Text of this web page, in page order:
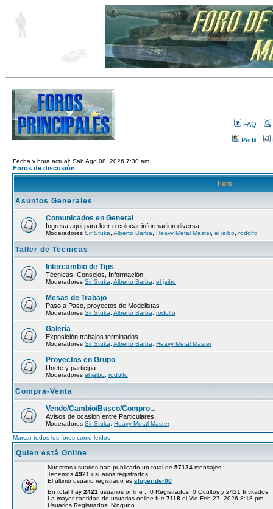
FAQ
Perfil
Fecha y hora actual: Sab Ago 08, 2026 7:30 am
Foros de discusión
Foro
Asuntos Generales
Comunicados en General
Ingresa aqui para leer o colocar informacion diversa.
Moderadores Sir Stuka Alberto Barba Heavy Metal Master, el jaibo rodolfo
Taller de Tecnicas
Intercambio de Tips
Técnicas, Consejos, Información
Moderadores Sir Stuka Alberto Barba el jaibo
Mesas de Trabajo
Paso a Paso, proyectos de Modelistas
Moderadores Sir Stuka Alberto Barba rodolfo
Galería
Exposición trabajos terminados
Moderadores Sir Stuka Alberto Barba Heavy Metal Master
Proyectos en Grupo
Unete y participa
Moderadores el jaibo rodolfo
Compra-Venta
Vendo/Cambio/Busco/Compro...
Avisos de ocasion entre Particulares.
Moderadores Sir Stuka Heavy Metal Master
Marcar todos los foros como leidos
Quien está Online
Nuestros usuarios han publicado un total de 57124 mensajes
Tenemos 4921 usuarios registrados
El último usuario registrado es sloperider00
En total hay 2421 usuarios online :: 0 Registrados, 0 Ocultos y 2421
La mayor cantidad de usuarios online fue 7118 el Vie Feb 27, 2026 8:18 pm
Usuarios Registrados: Ninguno